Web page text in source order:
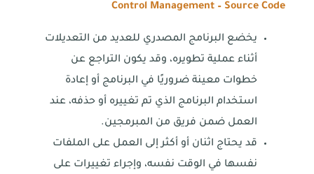
Control Management – Source Code
يخضع البرنامج المصدري للعديد من التعديلات
أثناء عملية تطويره، وقد يكون التراجع عن
خطوات معينة ضروريًا في البرنامج أو إعادة
استخدام البرنامج الذي تم تغييره أو حذفه، عند
العمل ضمن فريق من المبرمجين.
قد يحتاج اثنان أو أكثر إلى العمل على الملفات
نفسها في الوقت نفسه، وإجراء تغييرات على